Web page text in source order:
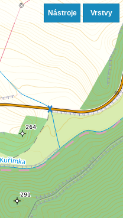
Vrstvy
Nástroje